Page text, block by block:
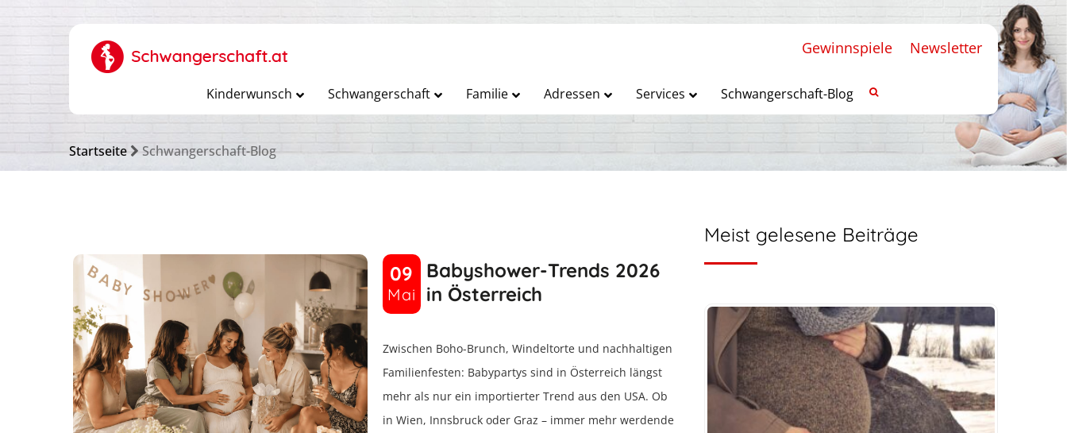
Gewinnspiele Newsletter
Kinderwunsch Schwangerschaft Familie Adressen Services Schwangerschaft-Blog
Startseite Schwangerschaft-Blog
09
Mai
Babyshower-Trends 2026
in Österreich
Zwischen Boho-Brunch, Windeltorte und nachhaltigen
Familienfesten: Babypartys sind in Österreich längst
mehr als nur ein importierter Trend aus den USA. Ob
in Wien, Innsbruck oder Graz – immer mehr werdende
Meist gelesene Beiträge